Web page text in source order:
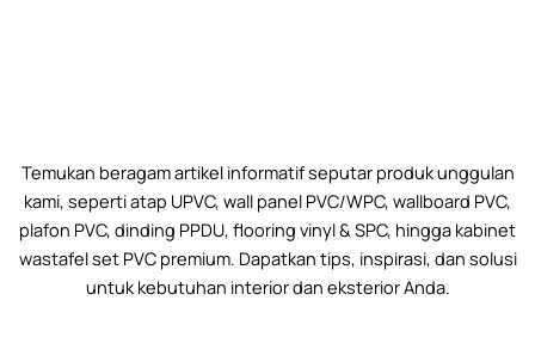
Temukan beragam artikel informatif seputar produk unggulan
kami, seperti atap UPVC, wall panel PVC/WPC, wallboard PVC,
plafon PVC, dinding PPDU, flooring vinyl & SPC, hingga kabinet
wastafel set PVC premium. Dapatkan tips, inspirasi, dan solusi
untuk kebutuhan interior dan eksterior Anda.